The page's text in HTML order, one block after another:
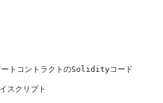
コントラクトのSolidityコード
クリプト